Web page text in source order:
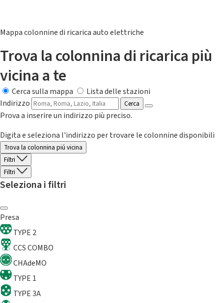
Mappa colonnine di ricarica auto elettriche
Trova la colonnina di ricarica più
vicina a te
Cerca sulla mappa
Lista delle stazioni
Indirizzo
Cerca
Prova a inserire un indirizzo più preciso.
Digita e seleziona l'indirizzo per trovare le colonnine disponibili
Trova la colonnina piú vicina
Filtri
Filtri
Seleziona i filtri
Presa
TYPE 2
CCS COMBO
CHAdeMO
TYPE 1
TYPE 3A